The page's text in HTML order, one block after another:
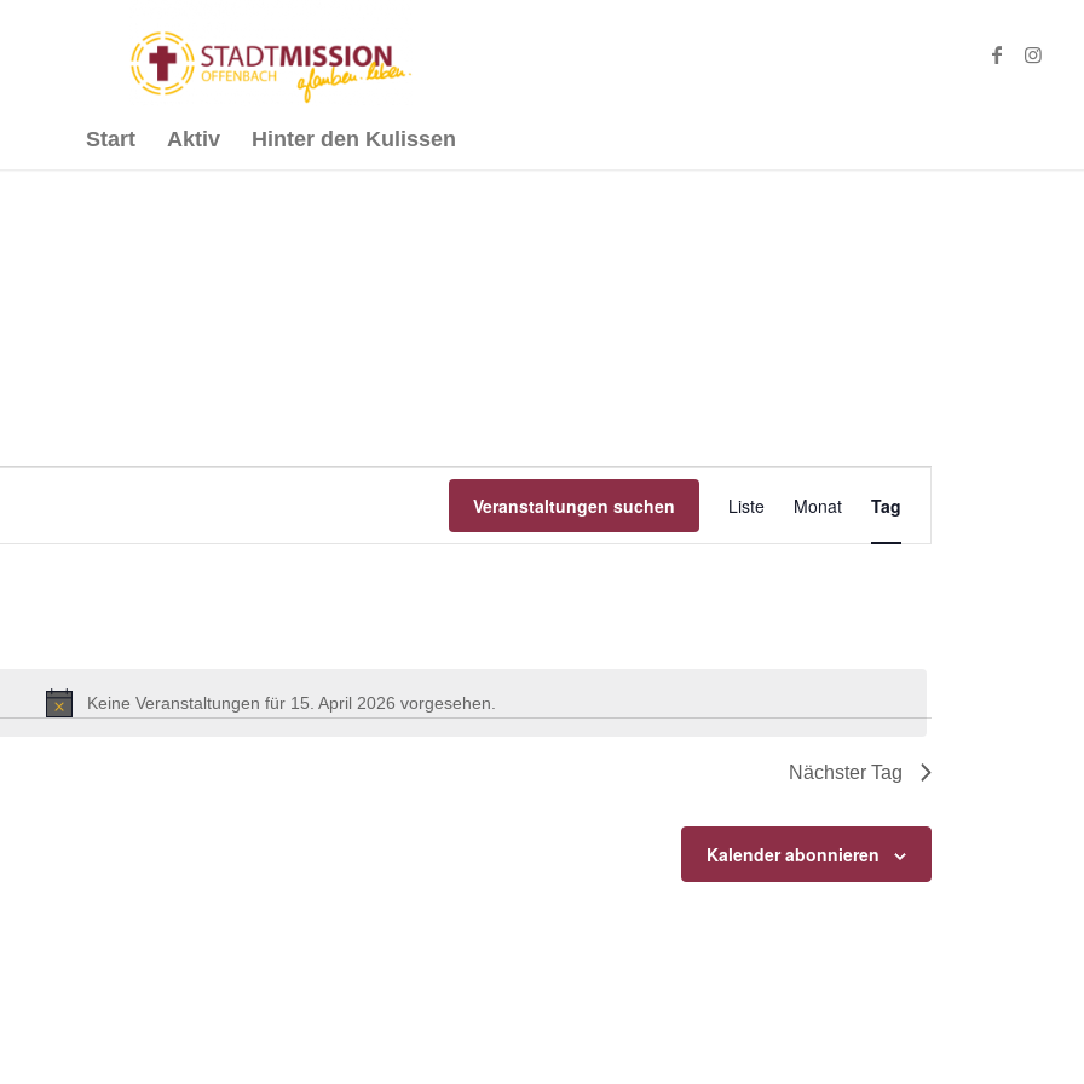
Start Aktiv Hinter den Kulissen
Hinweis
Keine Veranstaltungen für 15. April 2026 vorgesehen.
Veranstaltungen suchen
Ansichten-
Liste Monat Tag
Nächster Tag
Kalender abonnieren